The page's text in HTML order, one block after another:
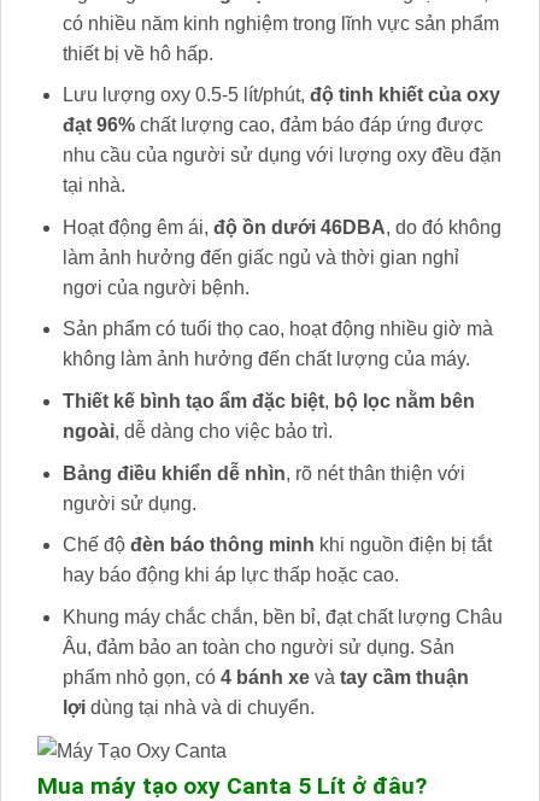
có nhiều năm kinh nghiệm trong lĩnh vực sản phẩm
thiết bị về hô hấp.
Lưu lượng oxy 0.5-5 lít/phút, độ tinh khiết của oxy
đạt 96%chất lượng cao, đảm báo đáp ứng được
nhu cầu của người sử dụng với lượng oxy đều đặn
tại nhà.
Hoạt động êm ái, độ ồn dưới 46DBA, do đó không
làm ảnh hưởng đến giấc ngủ và thời gian nghỉ
ngơi của người bệnh.
Sản phẩm có tuổi thọ cao, hoạt động nhiều giờ mà
không làm ảnh hưởng đến chất lượng của máy.
Thiết kế bình tạo ẩm đặc biệt, bộ lọc nằm bên
ngoài, dễ dàng cho việc bảo trì.
Bảng điều khiển dễ nhìn, rõ nét thân thiện với
người sử dụng.
Chế độ đèn báo thông minh khi nguồn điện bị tắt
hay báo động khi áp lực thấp hoặc cao.
Khung máy chắc chắn, bền bỉ, đạt chất lượng Châu
Âu, đảm bảo an toàn cho người sử dụng. Sản
phẩm nhỏ gọn, có4 bánh xevà tay cầm thuận
lợidùng tại nhà và di chuyển.
Mua máy tạo oxy Canta 5 Lít ở đâu?